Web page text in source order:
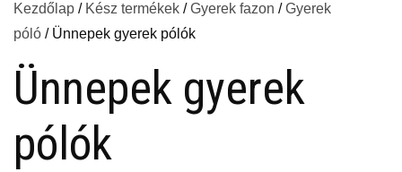
Kezdőlap / Kész termékek /Gyerek fazon /Gyerek
póló / Ünnepek gyerek pólók
Ünnepek gyerek
pólók